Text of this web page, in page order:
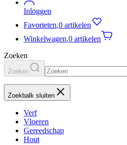
Inloggen
Favorieten,0 artikelen
Winkelwagen,0 artikelen
Zoeken
Zoeken
Zoekbalk sluiten
Verf
Vloeren
Gereedschap
Hout